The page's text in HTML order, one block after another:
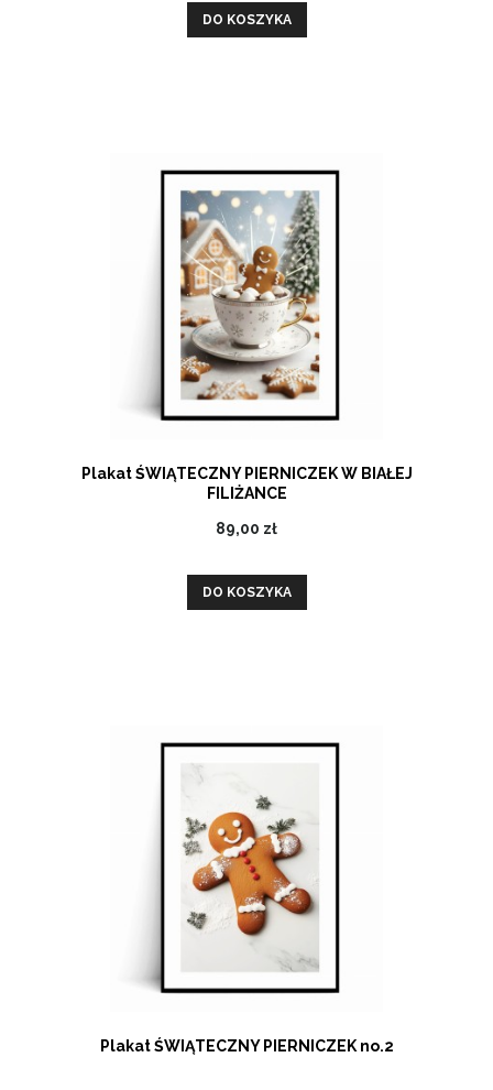
DO KOSZYKA
Plakat ŚWIĄTECZNY PIERNICZEK W BIAŁEJ
FILIŻANCE
89,00 zł
DO KOSZYKA
Plakat ŚWIĄTECZNY PIERNICZEK no.2